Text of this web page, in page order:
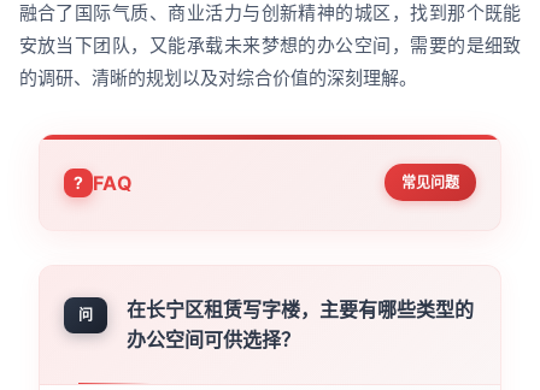
融合了国际气质、商业活力与创新精神的城区，找到那个既能
安放当下团队，又能承载未来梦想的办公空间，需要的是细致
的调研、清晰的规划以及对综合价值的深刻理解。
FAQ 常见问题
问
在长宁区租赁写字楼，主要有哪些类型的
办公空间可供选择？